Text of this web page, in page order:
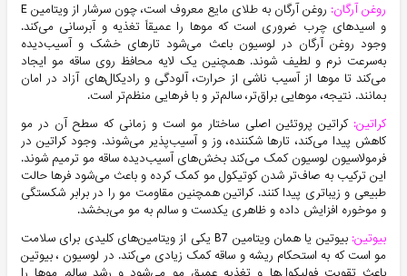
روغن آرگان:
روغن آرگان به طلای مایع معروف است، چون سرشار از ویتامین E
و اسیدهای چرب ضروری است که موها را عمیقاً تغذیه و آبرسانی می‌کند.
وجود روغن آرگان در لوسیون باعث می‌شود تارهای خشک و آسیب‌دیده
به‌سرعت نرم و لطیف شوند. همچنین یک لایه محافظ روی ساقه مو ایجاد
می‌کند تا موها از آسیب ناشی از حرارت، آلودگی و رادیکال‌های آزاد در امان
بمانند. نتیجه، موهایی براق‌تر، سالم‌تر و با فرهایی منظم‌تر است.
کراتین:کراتین پروتئین اصلی ساختار مو است و زمانی که سطح آن در مو
کاهش پیدا می‌کند، تارها شکننده، وز و آسیب‌پذیر می‌شوند. وجود کراتین در
فرمولاسیون لوسیون کمک می‌کند بخش‌های آسیب‌دیده ساقه مو ترمیم شوند.
این ترکیب به صاف‌تر شدن کوتیکول مو کمک کرده و باعث می‌شود فرها حالت
طبیعی و زیباتری پیدا کنند. کراتین همچنین مقاومت مو را در برابر شکستگی
و موخوره افزایش داده و ظاهری یکدست و سالم به مو می‌بخشد.
بیوتین:
بیوتین یا همان ویتامین B7 یکی از ویتامین‌های کلیدی برای سلامت
مو است که به استحکام ریشه و ساقه کمک زیادی می‌کند. در لوسیون ، بیوتین